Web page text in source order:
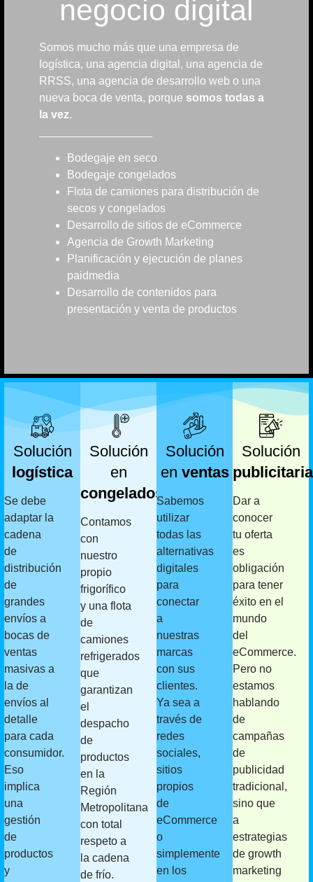
negocio digital
Somos mucho más que una empresa de
logística, una agencia digital, una agencia de
RRSS, una agencia de desarrollo web o una
nueva boca de venta, porque somos todas a
la vez.
Bodegaje en seco
Bodegaje congelados
Flota de camiones para distribución de
secos y congelados
Desarrollo de sitios de eCommerce
Agencia de Growth Marketing
Planificación y ejecución de planes
paidmedia
Desarrollo de contenidos para
presentación y venta de productos
Solución
logística
Se debe
adaptar la
cadena
de
distribución
de
grandes
envíos a
bocas de
ventas
masivas a
la de
envíos al
detalle
para cada
consumidor.
Eso
implica
una
gestión
de
productos
y
Solución
en
congelados
Contamos
con
nuestro
propio
frigorífico
y una flota
de
camiones
refrigerados
que
garantizan
el
despacho
de
productos
en la
Región
Metropolitana
con total
respeto a
la cadena
de frío.
Solución
en ventas
Sabemos
utilizar
todas las
alternativas
digitales
para
conectar
a
nuestras
marcas
con sus
clientes.
Ya sea a
través de
redes
sociales,
sitios
propios
de
eCommerce
o
simplemente
en los
Solución
publicitaria
Dar a
conocer
tu oferta
es
obligación
para tener
éxito en el
mundo
del
eCommerce.
Pero no
estamos
hablando
de
campañas
de
publicidad
tradicional,
sino que
a
estrategias
de growth
marketing